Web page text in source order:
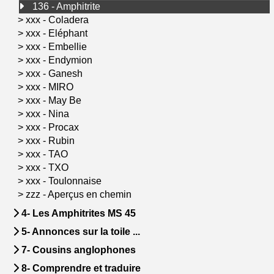
136 - Amphitrite
> xxx - Coladera
> xxx - Eléphant
> xxx - Embellie
> xxx - Endymion
> xxx - Ganesh
> xxx - MIRO
> xxx - May Be
> xxx - Nina
> xxx - Procax
> xxx - Rubin
> xxx - TAO
> xxx - TXO
> xxx - Toulonnaise
> zzz - Aperçus en chemin
4- Les Amphitrites MS 45
5- Annonces sur la toile ...
7- Cousins anglophones
8- Comprendre et traduire